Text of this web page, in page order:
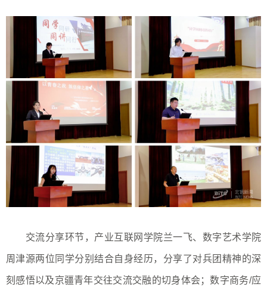
交流分享环节，产业互联网学院兰一飞、数字艺术学院
周津源两位同学分别结合自身经历，分享了对兵团精神的深
刻感悟以及京疆青年交往交流交融的切身体会；数字商务/应